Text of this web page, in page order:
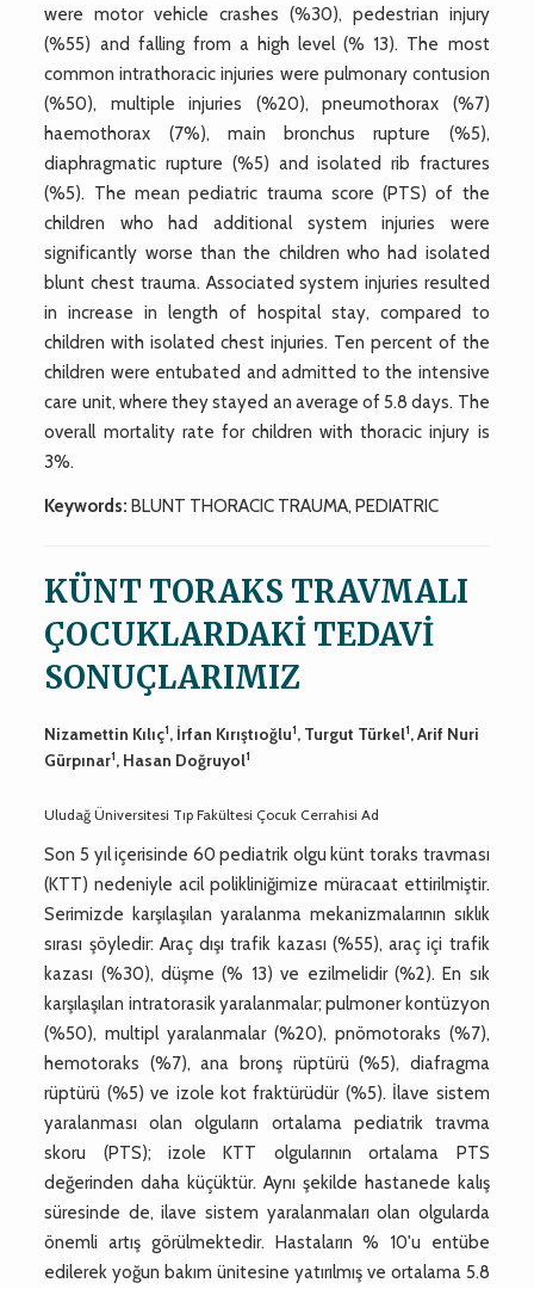
were motor vehicle crashes (%30), pedestrian injury
(%55) and falling from a high level (% 13). The most
common intrathoracic injuries were pulmonary contusion
(%50), multiple injuries (%20), pneumothorax (%7)
haemothorax (7%), main bronchus rupture (%5),
diaphragmatic rupture (%5) and isolated rib fractures
(%5). The mean pediatric trauma score (PTS) of the
children who had additional system injuries were
significantly worse than the children who had isolated
blunt chest trauma. Associated system injuries resulted
in increase in length of hospital stay, compared to
children with isolated chest injuries. Ten percent of the
children were entubated and admitted to the intensive
care unit, where they stayed an average of 5.8 days. The
overall mortality rate for children with thoracic injury is
3%.
Keywords: BLUNT THORACIC TRAUMA, PEDIATRIC
KÜNT TORAKS TRAVMALI
ÇOCUKLARDAKİ TEDAVİ
SONUÇLARIMIZ
Nizamettin Kılıç1, İrfan Kırıştıoğlu1, Turgut Türkel1, Arif Nuri
Gürpınar1, Hasan Doğruyol1
Uludağ Üniversitesi Tıp Fakültesi Çocuk Cerrahisi Ad
Son 5 yıl içerisinde 60 pediatrik olgu künt toraks travması
(KTT) nedeniyle acil polikliniğimize müracaat ettirilmiştir.
Serimizde karşılaşılan yaralanma mekanizmalarının sıklık
sırası şöyledir: Araç dışı trafik kazası (%55), araç içi trafik
kazası (%30), düşme (% 13) ve ezilmelidir (%2). En sık
karşılaşılan intratorasik yaralanmalar; pulmoner kontüzyon
(%50), multipl yaralanmalar (%20), pnömotoraks (%7),
hemotoraks (%7), ana bronş rüptürü (%5), diafragma
rüptürü (%5) ve izole kot fraktürüdür (%5). İlave sistem
yaralanması olan olguların ortalama pediatrik travma
skoru (PTS); izole KTT olgularının ortalama PTS
değerinden daha küçüktür. Aynı şekilde hastanede kalış
süresinde de, ilave sistem yaralanmaları olan olgularda
önemli artış görülmektedir. Hastaların % 10'u entübe
edilerek yoğun bakım ünitesine yatırılmış ve ortalama 5.8